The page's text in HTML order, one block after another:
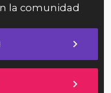
la comunidad
chevron_right
chevron_right